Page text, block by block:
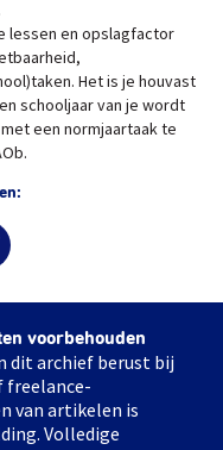
lessen en opslagfactor
Het is je houvast
schooljaar van je wordt
een normjaartaak te
voorbehouden
dit archief berust bij
freelance-
van artikelen is
Volledige